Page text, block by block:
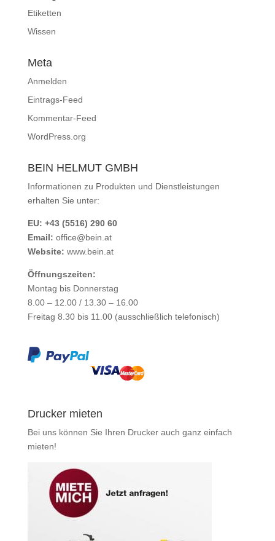
Etiketten
Wissen
Meta
Anmelden
Eintrags-Feed
Kommentar-Feed
WordPress.org
BEIN HELMUT GMBH
Informationen zu Produkten und Dienstleistungen
erhalten Sie unter:
EU: +43 (5516) 290 60
Email: office@bein.at
Website: www.bein.at
Öffnungszeiten:
Montag bis Donnerstag
8.00 – 12.00 / 13.30 – 16.00
Freitag 8.30 bis 11.00 (ausschließlich telefonisch)
Drucker mieten
Bei uns können Sie Ihren Drucker auch ganz einfach
mieten!